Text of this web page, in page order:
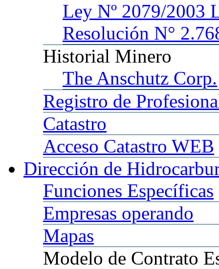
Ley Nº 2079/2003
Resolución N°
Historial Minero
The Anschutz Corp.
Registro de
Catastro
Acceso Catastro WEB
Dirección de
Funciones Específicas
Empresas operando
Mapas
Modelo de Contrato